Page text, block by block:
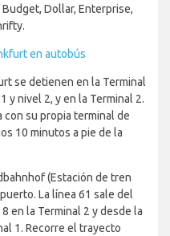
Dollar, Enterprise,
en autobús
se detienen en la Terminal
y nivel 2, y en la Terminal 2.
su propia terminal de
10 minutos a pie de la
(Estación de tren
La línea 61 sale del
en la Terminal 2 y desde la
1. Recorre el trayecto